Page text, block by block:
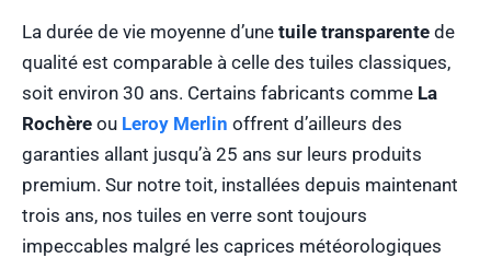
La durée de vie moyenne d’une tuile transparente de
qualité est comparable à celle des tuiles classiques,
soit environ 30 ans. Certains fabricants comme La
Rochère ou Leroy Merlin offrent d’ailleurs des
garanties allant jusqu’à 25 ans sur leurs produits
premium. Sur notre toit, installées depuis maintenant
trois ans, nos tuiles en verre sont toujours
impeccables malgré les caprices météorologiques